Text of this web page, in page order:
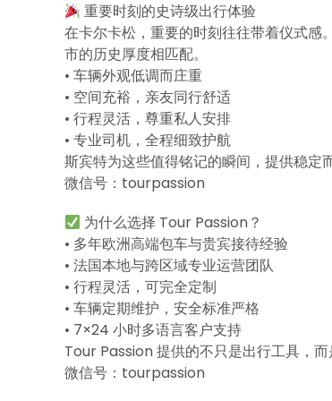
重要时刻的史诗级出行体验
在卡尔卡松，重要的时刻往往带着仪式感
市的历史厚度相匹配。
• 车辆外观低调而庄重
• 空间充裕，亲友同行舒适
• 行程灵活，尊重私人安排
• 专业司机，全程细致护航
斯宾特为这些值得铭记的瞬间，提供稳定
微信号：tourpassion
为什么选择 Tour Passion？
• 多年欧洲高端包车与贵宾接待经验
• 法国本地与跨区域专业运营团队
• 行程灵活，可完全定制
• 车辆定期维护，安全标准严格
• 7×24 小时多语言客户支持
Tour Passion 提供的不只是出行工具，而
微信号：tourpassion